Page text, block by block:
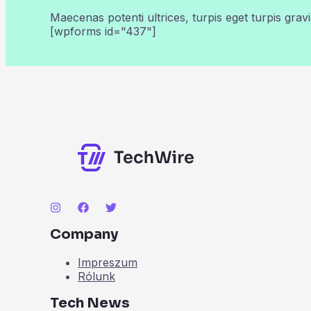
Maecenas potenti ultrices, turpis eget turpis
[wpforms id="437"]
Company
Impreszum
Rólunk
Tech News